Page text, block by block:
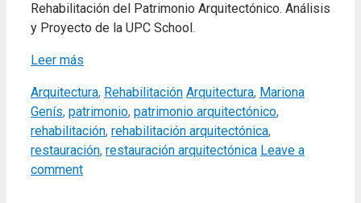
Rehabilitación del Patrimonio Arquitectónico. Análisis
y Proyecto de la UPC School.
Leer más
Categories
Arquitectura, Rehabilitación Tags
Arquitectura, Mariona
Genís, patrimonio, patrimonio arquitectónico,
rehabilitación, rehabilitación arquitectónica,
restauración, restauración arquitectónica Leave a
comment